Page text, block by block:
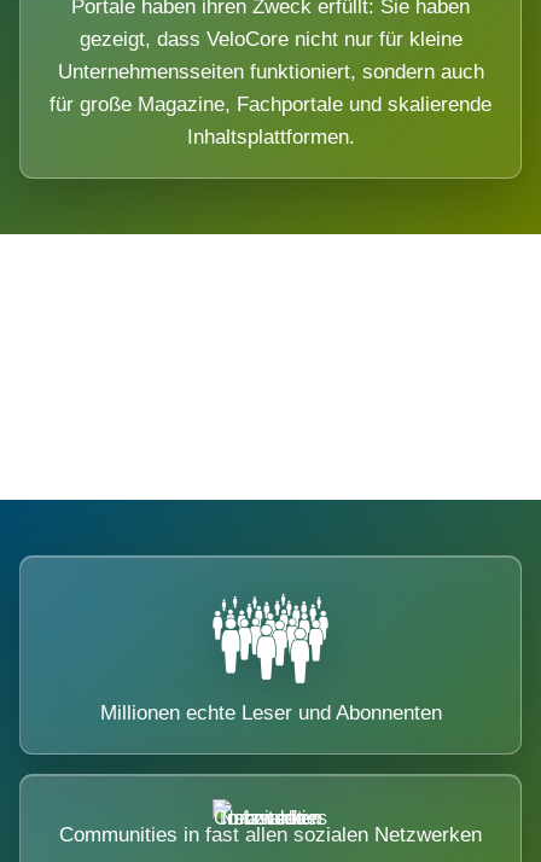
Portale haben ihren Zweck erfüllt: Sie haben
gezeigt, dass VeloCore nicht nur für kleine
Unternehmensseiten funktioniert, sondern auch
für große Magazine, Fachportale und skalierende
Inhaltsplattformen.
Millionen echte Leser und Abonnenten
Communities in fast allen sozialen Netzwerken